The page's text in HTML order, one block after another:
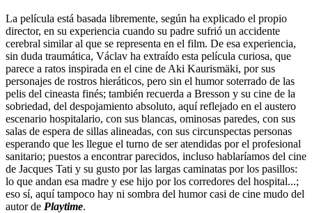
La película está basada libremente, según ha explicado el propio
director, en su experiencia cuando su padre sufrió un accidente
cerebral similar al que se representa en el film. De esa experiencia,
sin duda traumática, Václav ha extraído esta película curiosa, que
parece a ratos inspirada en el cine de Aki Kaurismäki, por sus
personajes de rostros hieráticos, pero sin el humor soterrado de las
pelis del cineasta finés; también recuerda a Bresson y su cine de la
sobriedad, del despojamiento absoluto, aquí reflejado en el austero
escenario hospitalario, con sus blancas, ominosas paredes, con sus
salas de espera de sillas alineadas, con sus circunspectas personas
esperando que les llegue el turno de ser atendidas por el profesional
sanitario; puestos a encontrar parecidos, incluso hablaríamos del cine
de Jacques Tati y su gusto por las largas caminatas por los pasillos:
lo que andan esa madre y ese hijo por los corredores del hospital...;
eso sí, aquí tampoco hay ni sombra del humor casi de cine mudo del
autor de Playtime.